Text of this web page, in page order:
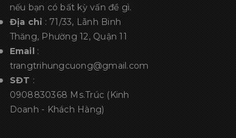
nếu bạn có bất kỳ vấn đề gì.
Địa chỉ : 71/33, Lãnh Binh
Thăng, Phường 12, Quận 11
Email :
trangtrihungcuong@gmail.com
SĐT :
0908830368 Ms.Trúc (Kinh
Doanh - Khách Hàng)